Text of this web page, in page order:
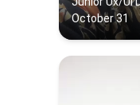
October 31